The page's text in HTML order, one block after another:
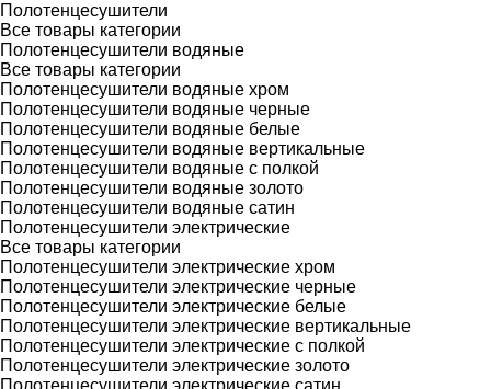
Полотенцесушители
Все товары категории
Полотенцесушители водяные
Все товары категории
Полотенцесушители водяные хром
Полотенцесушители водяные черные
Полотенцесушители водяные белые
Полотенцесушители водяные вертикальные
Полотенцесушители водяные с полкой
Полотенцесушители водяные золото
Полотенцесушители водяные сатин
Полотенцесушители электрические
Все товары категории
Полотенцесушители электрические хром
Полотенцесушители электрические черные
Полотенцесушители электрические белые
Полотенцесушители электрические вертикальные
Полотенцесушители электрические с полкой
Полотенцесушители электрические золото